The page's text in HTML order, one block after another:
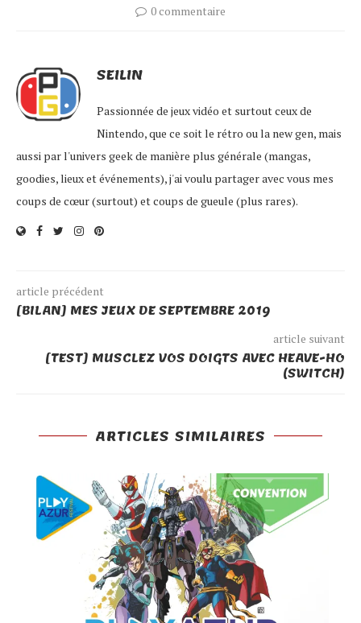
0 commentaire
SEILIN
Passionnée de jeux vidéo et surtout ceux de
Nintendo, que ce soit le rétro ou la new gen, mais
aussi par l'univers geek de manière plus générale (mangas,
goodies, lieux et événements), j'ai voulu partager avec vous mes
coups de cœur (surtout) et coups de gueule (plus rares).
article précédent
[BILAN] MES JEUX DE SEPTEMBRE 2019
article suivant
[TEST] MUSCLEZ VOS DOIGTS AVEC HEAVE-HO
(SWITCH)
ARTICLES SIMILAIRES